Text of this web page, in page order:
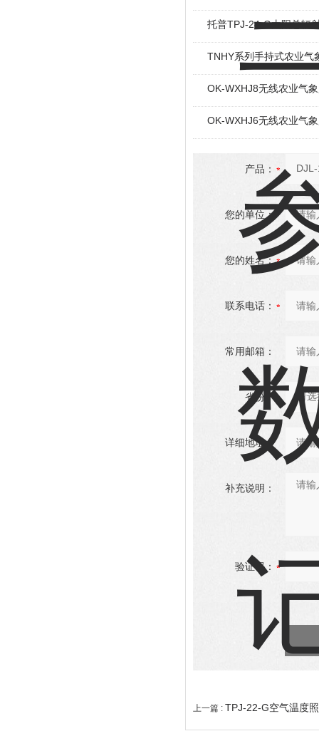
托普TPJ-24-G太阳总辐
TNHY系列手持式农业气
OK-WXHJ8无线农业气
OK-WXHJ6无线农业气
产品：
您的单位：
您的姓名：
联系电话：
常用邮箱：
省份：
详细地址：
补充说明：
验证码：
上一篇 : TPJ-22-G空气温度